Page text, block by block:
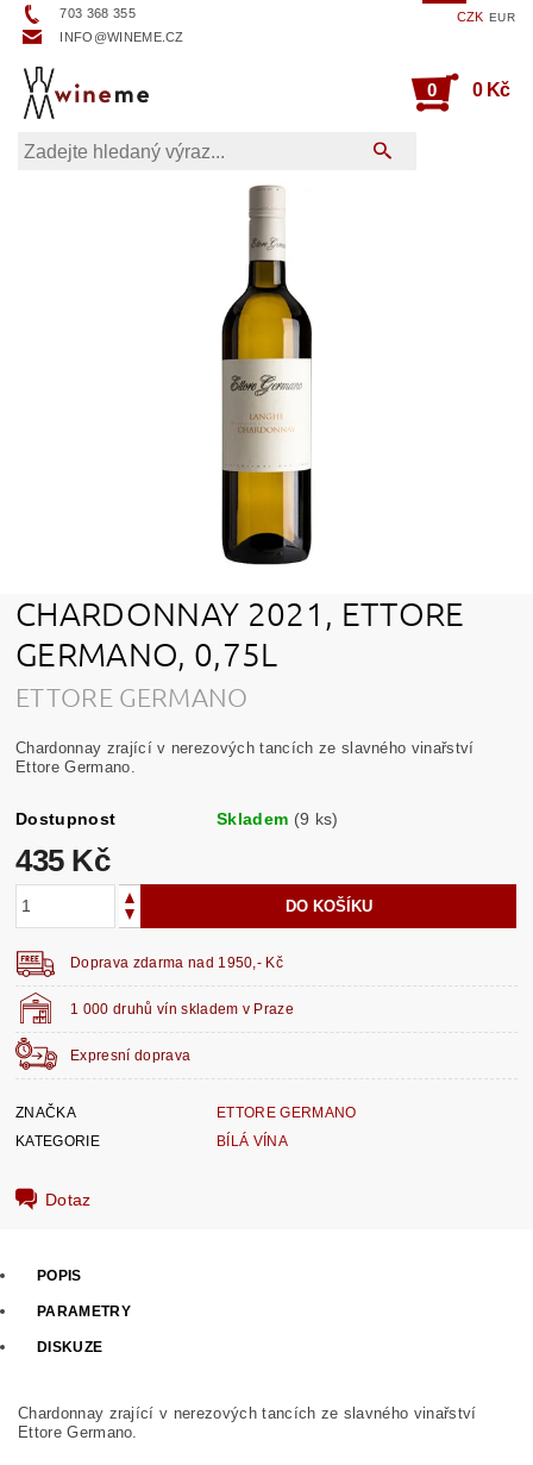
703 368 355
INFO@WINEME.CZ
CZK EUR
0 0 Kč
CHARDONNAY 2021, ETTORE
GERMANO, 0,75L
ETTORE GERMANO
Chardonnay zrající v nerezových tancích ze slavného vinařství
Ettore Germano.
Dostupnost Skladem (9 ks)
435 Kč
1 000 druhů vín skladem v Praze
Expresní doprava
Doprava zdarma nad 1950,- Kč
ZNAČKA
ETTORE GERMANO
KATEGORIE
BÍLÁ VÍNA
Dotaz
POPIS
PARAMETRY
DISKUZE
Chardonnay zrající v nerezových tancích ze slavného vinařství
Ettore Germano.